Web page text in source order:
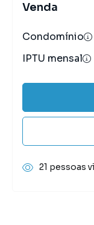
Venda
Condomínio
IPTU mensal
21 pessoas